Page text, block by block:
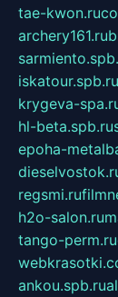
tae-kwon.ru
archery161.ru
iskatour.spb.ru
krygeva-
hl-beta.spb.ru
epoha-
regsmi.ru
h2o-salon.ru
tango-perm.ru
ankou.spb.ru